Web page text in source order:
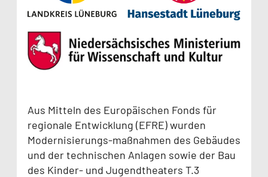
Aus Mitteln des Europäischen Fonds für
regionale Entwicklung (EFRE) wurden
Modernisierungs-maßnahmen des Gebäudes
und der technischen Anlagen sowie der Bau
des Kinder- und Jugendtheaters T.3